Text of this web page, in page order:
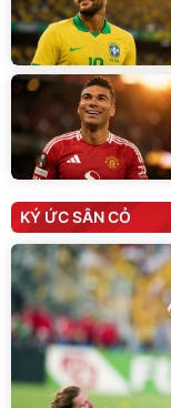
KÝ ỨC SÂN CỎ